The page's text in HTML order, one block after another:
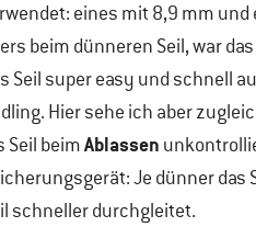
eines mit 8,9 mm
beim dünneren Seil, war das
Seil super easy und schnell
Hier sehe ich aber
Seil beimAblassen
Je dünner
schneller durchgleitet.